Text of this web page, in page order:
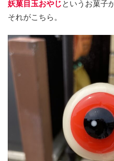
妖菓目玉おやじというお菓子
それがこちら。